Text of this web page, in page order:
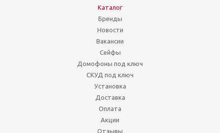
Каталог
Бренды
Новости
Вакансии
Сейфы
Домофоны под ключ
СКУД под ключ
Установка
Доставка
Оплата
Акции
Отзывы